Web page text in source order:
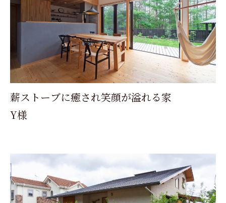
薪ストーブに癒され笑顔が溢れる家
Y様